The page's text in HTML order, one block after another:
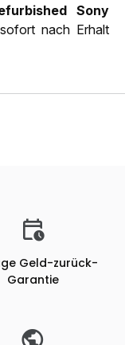
Sony
nach Erhalt
Geld-zurück-
Garantie